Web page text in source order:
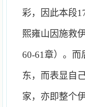
彩，因此本段
熙雍山因施救
60-61 章）。
东，而表显自
家，亦即整个